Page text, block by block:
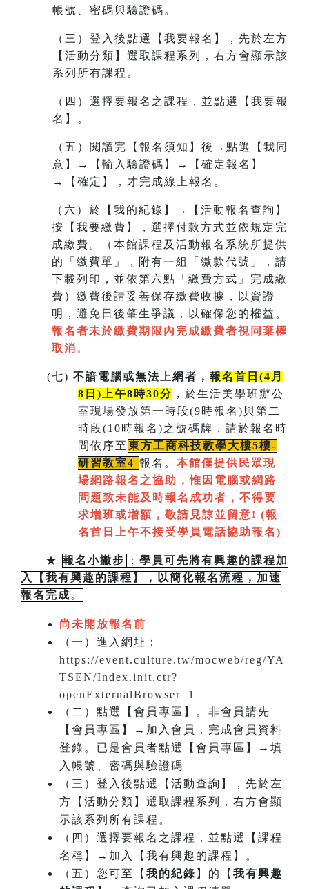
帳號、密碼與驗證碼。
（三）登入後點選【我要報名】，先於左方
【活動分類】選取課程系列，右方會顯示該
系列所有課程。
（四）選擇要報名之課程，並點選【我要報
名】。
（五）閱讀完【報名須知】後→點選【我同
意】→【輸入驗證碼】→【確定報名】
→【確定】，才完成線上報名。
（六）於【我的紀錄】→【活動報名查詢】
按【我要繳費】，選擇付款方式並依規定完
成繳費。（本館課程及活動報名系統所提供
的「繳費單」，附有一組
「繳款代號」，請
下載列印，並依第六點「繳費方式」完成繳
費）繳費後請妥善保存繳費收據，以資證
明，避免日後肇生爭議，以確保您的權益。
報名者未於繳費期限內完成繳費者視同棄權
取消 。
(七) 不諳電腦或無法上網者， 報名首日(4月
8日)上午8時30分 ，於生活美學班辦公
室現場發放第一時段(9時報名)與第二
時段(10時報名)之號碼牌，請於報名時
間依序至 東方工商科技教學大樓5樓-
研習教室4 報名。本館僅提供民眾現
場網路報名之協助，惟因電腦或網路
問題致未能及時報名成功者，不得要
求增班或增額，敬請見諒並留意! (報
名首日上午不接受學員電話協助報名)
★ 報名小撇步 ： 學員可先將有興趣的課程加
入【我有興趣的課程】，以簡化報名流程，加速
報名完成 。
尚未開放報名前
（一）進入網址：
https://event.culture.tw/mocweb/reg/YA
TSEN/Index.init.ctr?
openExternalBrowser=1
（二）點選【會員專區】。非會員請先
【會員專區】→加入會員，完成會員資料
登錄。已是會員者點選【會員專區】→填
入帳號、密碼與驗證碼
（三）登入後點選【活動查詢】，先於左
方【活動分類】選取課程系列，右方會顯
示該系列所有課程。
（四）選擇要報名之課程，並點選【課程
名稱】→加入【我有興趣的課程】。
（五）您可至【 我的紀錄 】的【 我有興趣